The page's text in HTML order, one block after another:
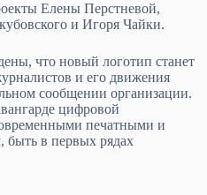
Елены Перстневой,
и Игоря Чайки.
что новый логотип станет
и его движения
сообщении организации.
цифровой
печатными и
в первых рядах